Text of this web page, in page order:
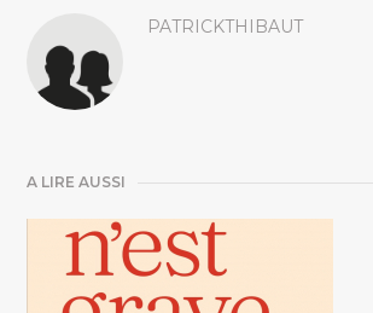
PATRICKTHIBAUT
A LIRE AUSSI